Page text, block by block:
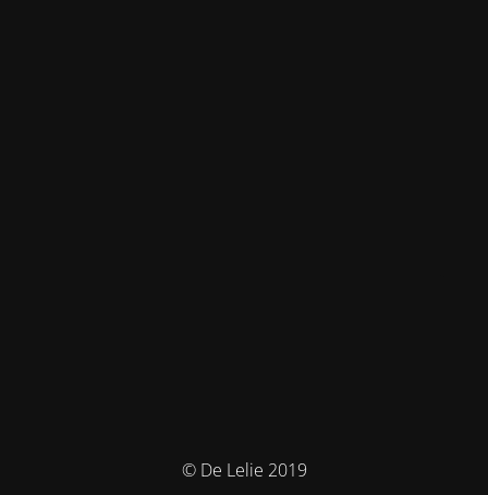
© De Lelie 2019